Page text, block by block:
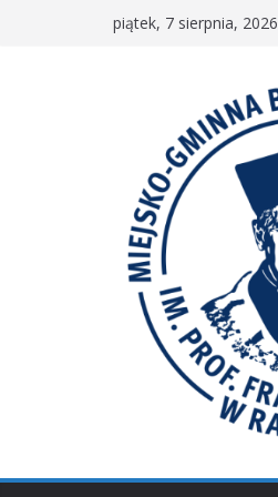
piątek, 7 sierpnia, 2026